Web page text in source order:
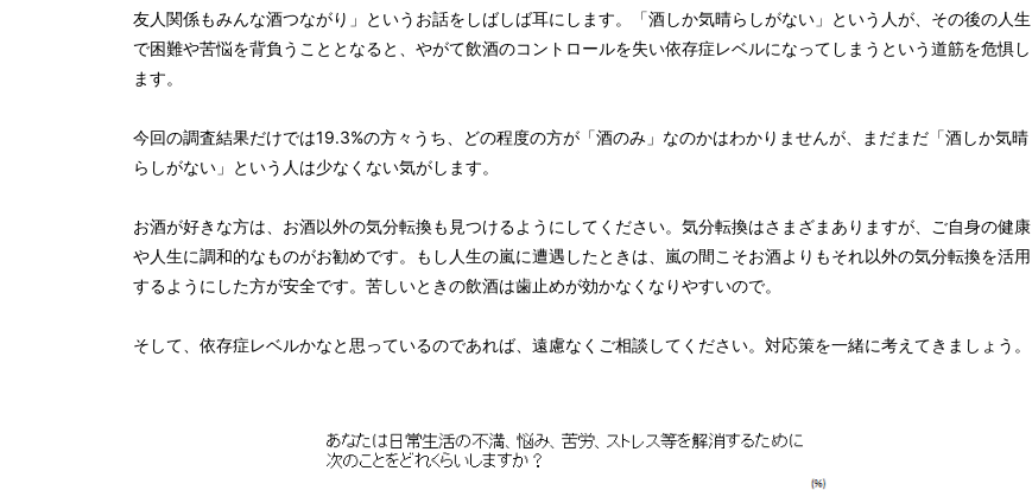
友人関係もみんな酒つながり」というお話をしばしば耳にします。「酒しか気晴らしがない」という人が、その後の人生
で困難や苦悩を背負うこととなると、やがて飲酒のコントロールを失い依存症レベルになってしまうという道筋を危惧し
ます。
今回の調査結果だけでは19.3%の方々うち、どの程度の方が「酒のみ」なのかはわかりませんが、まだまだ「酒しか気晴
らしがない」という人は少なくない気がします。
お酒が好きな方は、お酒以外の気分転換も見つけるようにしてください。気分転換はさまざまありますが、ご自身の健康
や人生に調和的なものがお勧めです。もし人生の嵐に遭遇したときは、嵐の間こそお酒よりもそれ以外の気分転換を活用
するようにした方が安全です。苦しいときの飲酒は歯止めが効かなくなりやすいので。
そして、依存症レベルかなと思っているのであれば、遠慮なくご相談してください。対応策を一緒に考えてきましょう。